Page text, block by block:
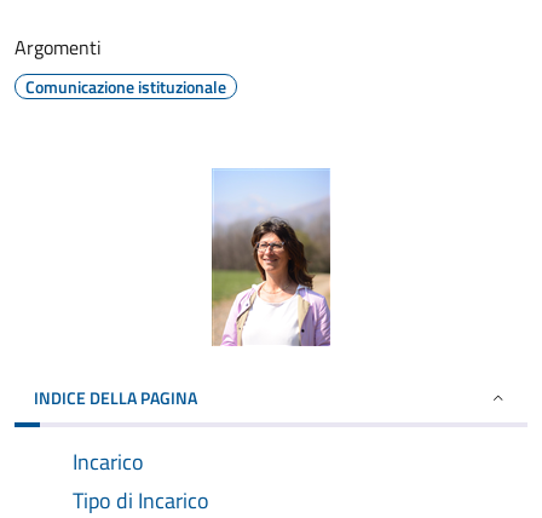
Argomenti
Comunicazione istituzionale
INDICE DELLA PAGINA
Incarico
Tipo di Incarico